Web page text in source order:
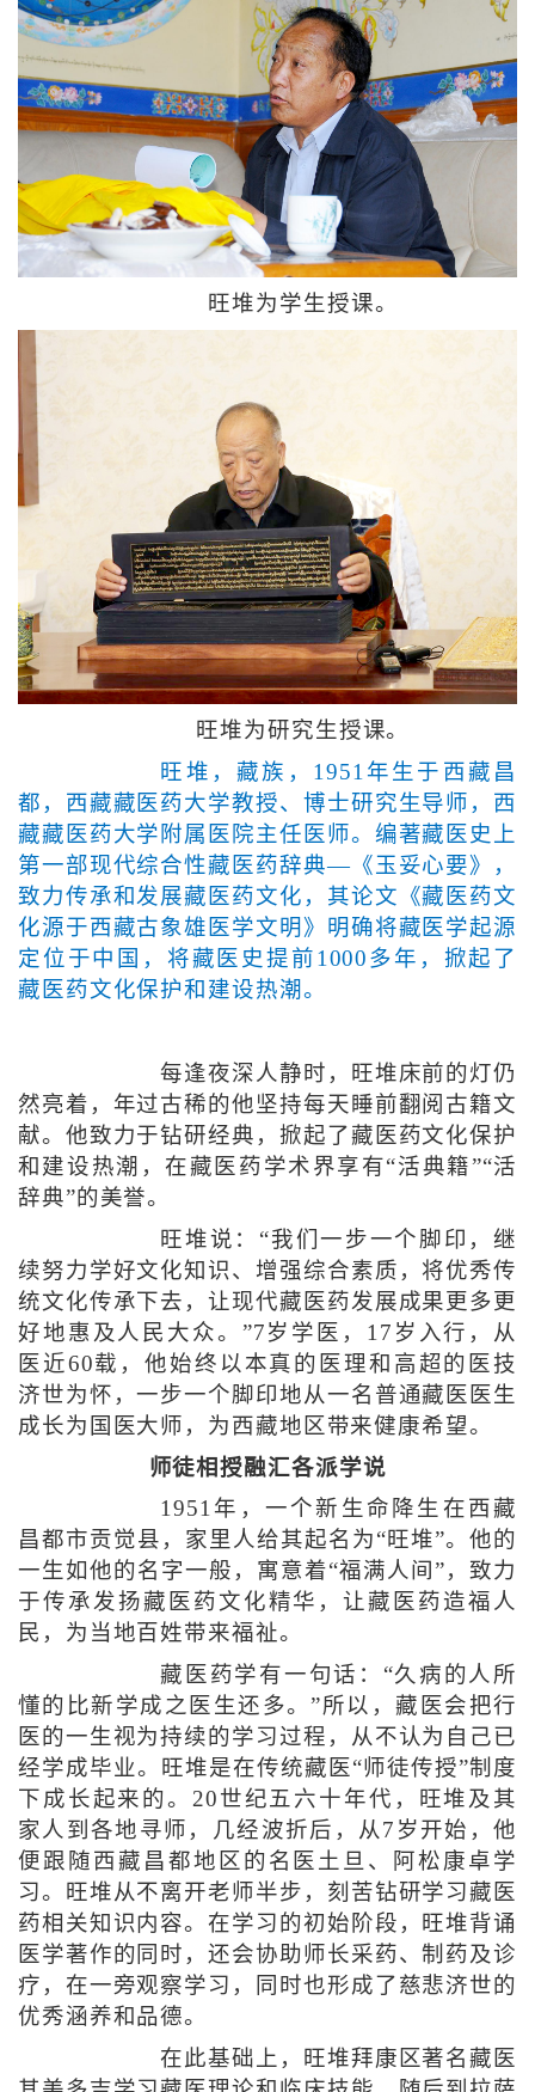
旺堆为学生授课。
旺堆为研究生授课。
旺堆，藏族，1951年生于西藏昌
都，西藏藏医药大学教授、博士研究生导师，西
藏藏医药大学附属医院主任医师。编著藏医史上
第一部现代综合性藏医药辞典—《玉妥心要》，
致力传承和发展藏医药文化，其论文《藏医药文
化源于西藏古象雄医学文明》明确将藏医学起源
定位于中国，将藏医史提前1000多年，掀起了
藏医药文化保护和建设热潮。
每逢夜深人静时，旺堆床前的灯仍
然亮着，年过古稀的他坚持每天睡前翻阅古籍文
献。他致力于钻研经典，掀起了藏医药文化保护
和建设热潮，在藏医药学术界享有“活典籍”“活
辞典”的美誉。
旺堆说：“我们一步一个脚印，继
续努力学好文化知识、增强综合素质，将优秀传
统文化传承下去，让现代藏医药发展成果更多更
好地惠及人民大众。”7岁学医，17岁入行，从
医近60载，他始终以本真的医理和高超的医技
济世为怀，一步一个脚印地从一名普通藏医医生
成长为国医大师，为西藏地区带来健康希望。
师徒相授融汇各派学说
1951年，一个新生命降生在西藏
昌都市贡觉县，家里人给其起名为“旺堆”。他的
一生如他的名字一般，寓意着“福满人间”，致力
于传承发扬藏医药文化精华，让藏医药造福人
民，为当地百姓带来福祉。
藏医药学有一句话：“久病的人所
懂的比新学成之医生还多。”所以，藏医会把行
医的一生视为持续的学习过程，从不认为自己已
经学成毕业。旺堆是在传统藏医“师徒传授”制度
下成长起来的。20世纪五六十年代，旺堆及其
家人到各地寻师，几经波折后，从7岁开始，他
便跟随西藏昌都地区的名医土旦、阿松康卓学
习。旺堆从不离开老师半步，刻苦钻研学习藏医
药相关知识内容。在学习的初始阶段，旺堆背诵
医学著作的同时，还会协助师长采药、制药及诊
疗，在一旁观察学习，同时也形成了慈悲济世的
优秀涵养和品德。
在此基础上，旺堆拜康区著名藏医